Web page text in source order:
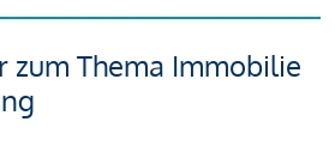
zum Thema Immobilie